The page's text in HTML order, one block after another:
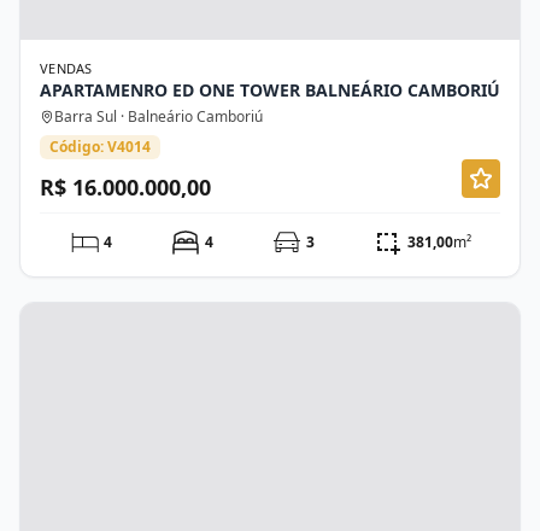
VENDAS
APARTAMENRO ED ONE TOWER BALNEÁRIO CAMBORIÚ
Barra Sul · Balneário Camboriú
Código: V4014
R$ 16.000.000,00
4 4 3 381,00m²